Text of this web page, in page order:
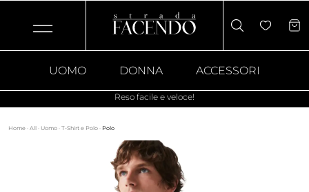
UOMO DONNA ACCESSORI
Reso facile e veloce!
Home · All · Uomo · T-Shirt e Polo · Polo